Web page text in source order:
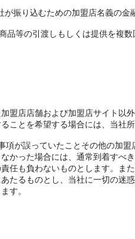
が振り込むための加盟店名義の金
品等の引渡しもしくは提供を複
盟店店舗および加盟店サイト以
ことを希望する場合には、当社
項が誤っていたことその他の加
かった場合には、通常到着す
任も負わないものとします。ま
たるものとし、当社に一切の迷
す。